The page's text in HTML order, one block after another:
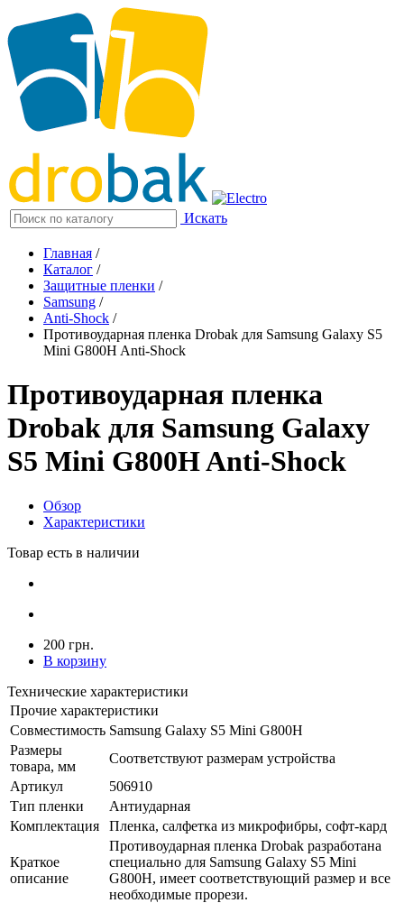
Искать
Главная /
Каталог /
Защитные пленки /
Samsung /
Anti-Shock /
Противоударная пленка Drobak для Samsung Galaxy S5
Mini G800H Anti-Shock
Противоударная пленка
Drobak для Samsung Galaxy
S5 Mini G800H Anti-Shock
Обзор
Характеристики
Товар есть в наличии
200 грн.
В корзину
Технические характеристики
Прочие характеристики
Совместимость Samsung Galaxy S5 Mini G800H
Размеры
товара, мм
Соответствуют размерам устройства
Артикул
506910
Тип пленки
Антиударная
Комплектация
Пленка, салфетка из микрофибры, софт-кард
Краткое
описание
Противоударная пленка Drobak разработана
специально для Samsung Galaxy S5 Mini
G800H, имеет соответствующий размер и все
необходимые прорези.